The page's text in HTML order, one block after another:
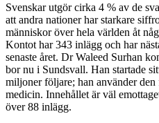
Svenskar utgör cirka 4 % av de
att andra nationer har starkare
människor över hela världen åt
Kontot har 343 inlägg och har
senaste året. Dr Waleed Surhan
bor nu i Sundsvall. Han startade
miljoner följare; han använder
medicin. Innehållet är väl
över 88 inlägg.